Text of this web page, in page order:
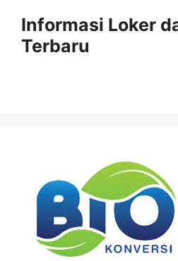
content
Informasi Loker
Terbaru